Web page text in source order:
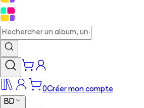
0Créer mon compte
BD